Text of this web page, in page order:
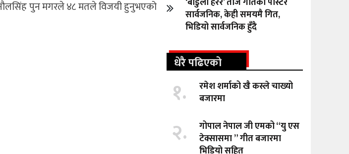
पुन मगरले ४८ मतले विजयी हुनुभएको
सार्वजनिक, केही समयमै गित,
भिडियो सार्वजनिक हुँदै
धेरै पढिएको
१.
रमेश शर्माको खै कस्ले चाख्यो
बजारमा
२.
गोपाल नेपाल जी एमको “यु एस
टेक्सासमा ” गीत बजारमा